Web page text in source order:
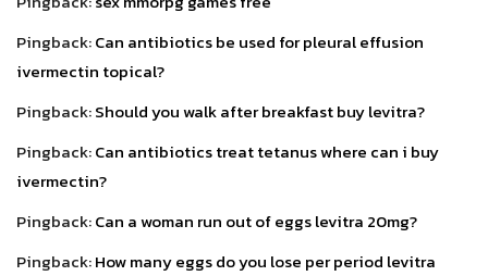
Pingback:Can antibiotics be used for pleural effusion
ivermectin topical?
Pingback:Should you walk after breakfast buy levitra?
Pingback:Can antibiotics treat tetanus where can i buy
ivermectin?
Pingback:Can a woman run out of eggs levitra 20mg?
Pingback:How many eggs do you lose per period levitra